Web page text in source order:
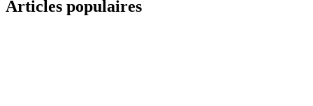
Articles populaires